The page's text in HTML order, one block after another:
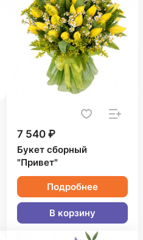
7 540 ₽
Букет сборный
"Привет"
Подробнее
В корзину